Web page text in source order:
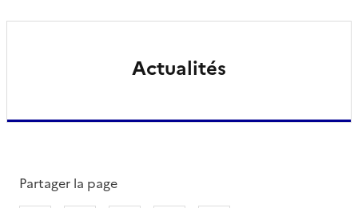
Actualités
Partager la page